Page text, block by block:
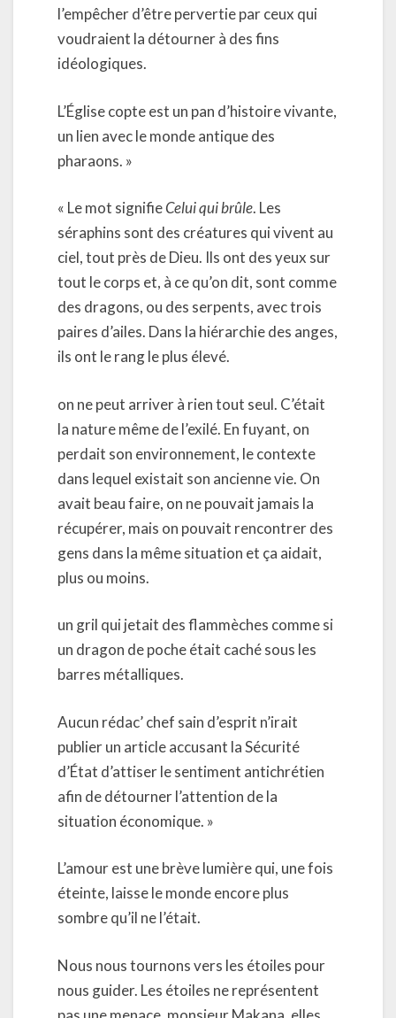
l’empêcher d’être pervertie par ceux qui
voudraient la détourner à des fins
idéologiques.
L’Église copte est un pan d’histoire vivante,
un lien avec le monde antique des
pharaons. »
« Le mot signifieCelui qui brûle. Les
séraphins sont des créatures qui vivent au
ciel, tout près de Dieu. Ils ont des yeux sur
tout le corps et, à ce qu’on dit, sont comme
des dragons, ou des serpents, avec trois
paires d’ailes. Dans la hiérarchie des anges,
ils ont le rang le plus élevé.
on ne peut arriver à rien tout seul. C’était
la nature même de l’exilé. En fuyant, on
perdait son environnement, le contexte
dans lequel existait son ancienne vie. On
avait beau faire, on ne pouvait jamais la
récupérer, mais on pouvait rencontrer des
gens dans la même situation et ça aidait,
plus ou moins.
un gril qui jetait des flammèches comme si
un dragon de poche était caché sous les
barres métalliques.
Aucun rédac’ chef sain d’esprit n’irait
publier un article accusant la Sécurité
d’État d’attiser le sentiment antichrétien
afin de détourner l’attention de la
situation économique. »
L’amour est une brève lumière qui, une fois
éteinte, laisse le monde encore plus
sombre qu’il ne l’était.
Nous nous tournons vers les étoiles pour
nous guider. Les étoiles ne représentent